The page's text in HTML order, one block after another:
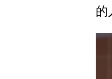
的